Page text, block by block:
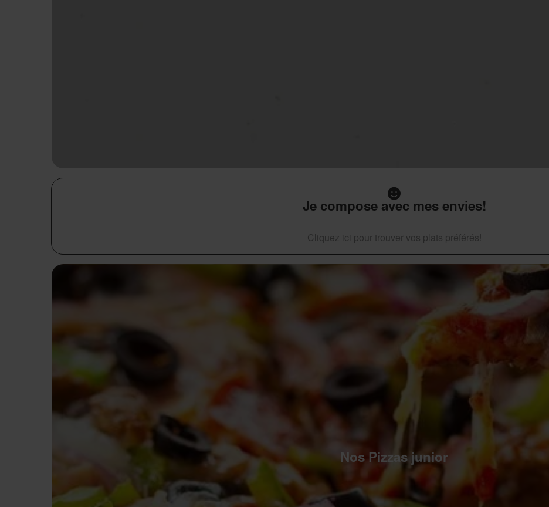
Je compose avec mes envies!
Cliquez ici pour trouver vos plats préférés!
Nos Pizzas junior